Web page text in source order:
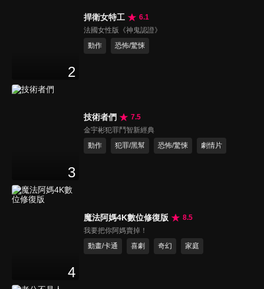
2
捍衛女特工
6.1
法國女性版《神鬼認證》
動作
恐怖/驚悚
3
技術者們
7.5
金宇彬犯罪鬥智新經典
動作
犯罪/黑幫 恐怖/驚悚 劇情片
4
魔法阿媽4K數位修復版
8.5
我要把你阿媽賣掉！
動畫/卡通
喜劇 奇幻 家庭